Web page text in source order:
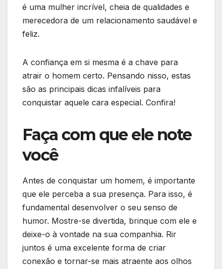
é uma mulher incrível, cheia de qualidades e
merecedora de um relacionamento saudável e
feliz.
A confiança em si mesma é a chave para
atrair o homem certo. Pensando nisso, estas
são as principais dicas infalíveis para
conquistar aquele cara especial. Confira!
Faça com que ele note
você
Antes de conquistar um homem, é importante
que ele perceba a sua presença. Para isso, é
fundamental desenvolver o seu senso de
humor. Mostre-se divertida, brinque com ele e
deixe-o à vontade na sua companhia. Rir
juntos é uma excelente forma de criar
conexão e tornar-se mais atraente aos olhos